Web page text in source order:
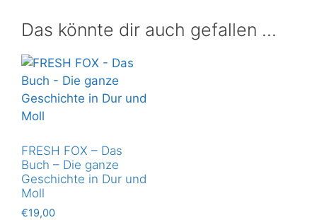
Das könnte dir auch gefallen …
FRESH FOX – Das
Buch – Die ganze
Geschichte in Dur und
Moll
€19,00